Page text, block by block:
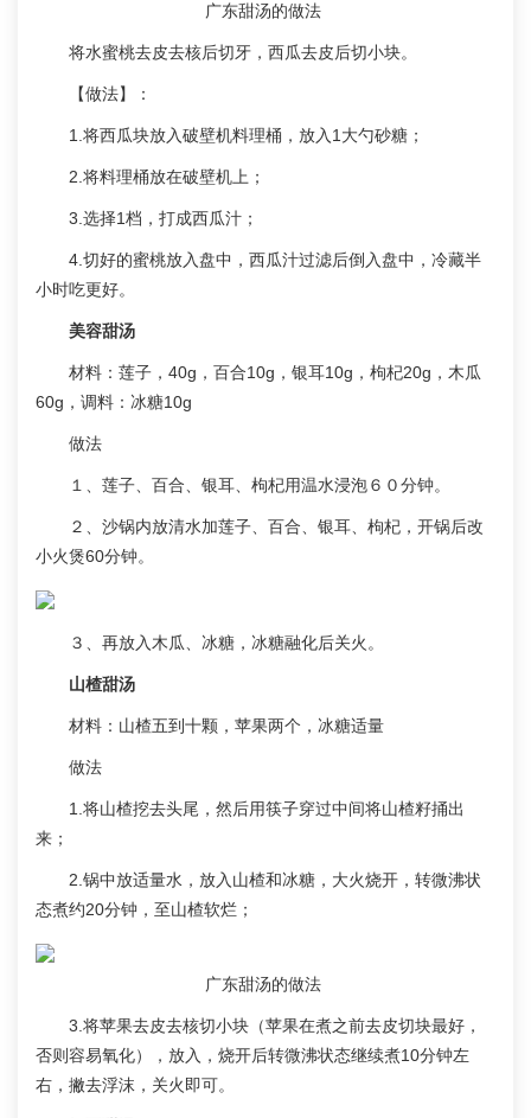
广东甜汤的做法
将水蜜桃去皮去核后切牙，西瓜去皮后切小块。
【做法】：
1.将西瓜块放入破壁机料理桶，放入1大勺砂糖；
2.将料理桶放在破壁机上；
3.选择1档，打成西瓜汁；
4.切好的蜜桃放入盘中，西瓜汁过滤后倒入盘中，冷藏半
小时吃更好。
美容甜汤
材料：莲子，40g，百合10g，银耳10g，枸杞20g，木瓜
60g，调料：冰糖10g
做法
１、莲子、百合、银耳、枸杞用温水浸泡６０分钟。
２、沙锅内放清水加莲子、百合、银耳、枸杞，开锅后改
小火煲60分钟。
３、再放入木瓜、冰糖，冰糖融化后关火。
山楂甜汤
材料：山楂五到十颗，苹果两个，冰糖适量
做法
1.将山楂挖去头尾，然后用筷子穿过中间将山楂籽捅出
来；
2.锅中放适量水，放入山楂和冰糖，大火烧开，转微沸状
态煮约20分钟，至山楂软烂；
广东甜汤的做法
3.将苹果去皮去核切小块（苹果在煮之前去皮切块最好，
否则容易氧化），放入，烧开后转微沸状态继续煮10分钟左
右，撇去浮沫，关火即可。